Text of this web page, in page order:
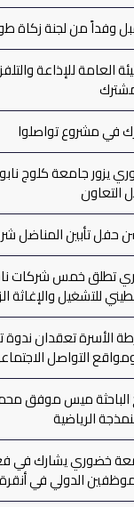
وفداً من لجنة زكاة
العامة للإذاعة
في مشروع تواصلوا
يزور جامعة كلوج
التعاون
حفل تأبين المناضل
تطلق خمس شركات
للتشغيل والإغاثة
الأسرة تعقدان ندوة
التواصل
ميس موفق
الرياضية
خضوري يشارك في
الدولي في أنقرة